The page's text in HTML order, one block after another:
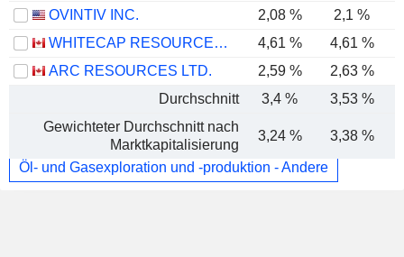
OVINTIV INC.
2,08 % 2,1 %
WHITECAP RESOURCES INC.
4,61 %
4,61 %
ARC RESOURCES LTD.
2,59 % 2,63 %
Durchschnitt
3,4 % 3,53 %
Gewichteter Durchschnitt nach
Marktkapitalisierung
3,24 % 3,38 %
Öl- und Gasexploration und -produktion - Andere